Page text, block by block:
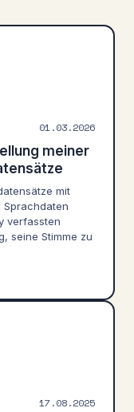
01.03.2026
meiner
mit
Sprachdaten
verfassten
seine Stimme zu
17.08.2025